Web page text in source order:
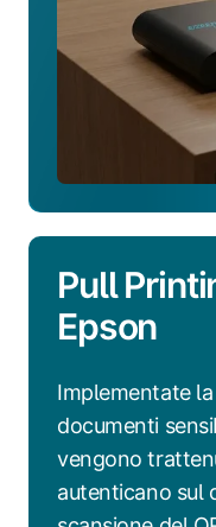
Pull
Epson
Implementate
documenti
vengono
autenticano sul